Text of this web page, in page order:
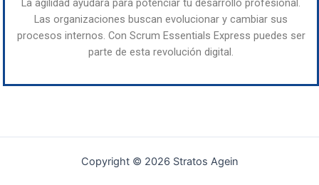
La agilidad ayudará para potenciar tu desarrollo profesional.
Las organizaciones buscan evolucionar y cambiar sus
procesos internos. Con Scrum Essentials Express puedes ser
parte de esta revolución digital.
Copyright © 2026 Stratos Agein